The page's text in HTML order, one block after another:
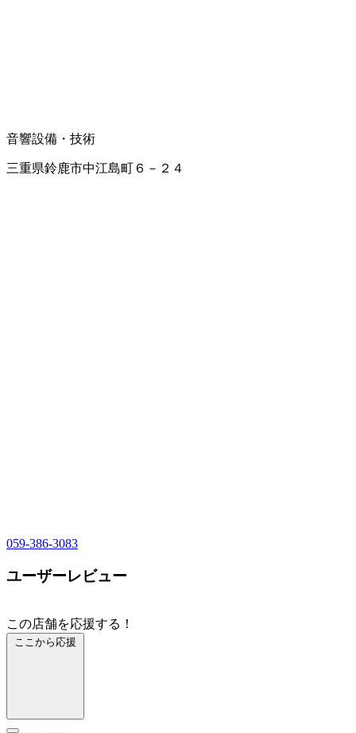
音響設備・技術
三重県鈴鹿市中江島町６－２４
059-386-3083
ユーザーレビュー
この店舗を応援する！
ここから応援